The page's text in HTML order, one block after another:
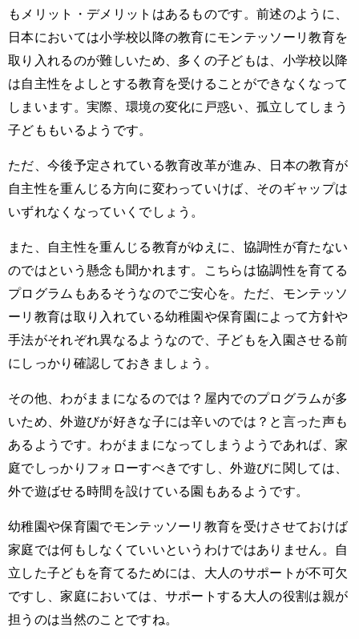
もメリット・デメリットはあるものです。前述のように、
日本においては小学校以降の教育にモンテッソーリ教育を
取り入れるのが難しいため、多くの子どもは、小学校以降
は自主性をよしとする教育を受けることができなくなって
しまいます。実際、環境の変化に戸惑い、孤立してしまう
子どももいるようです。
ただ、今後予定されている教育改革が進み、日本の教育が
自主性を重んじる方向に変わっていけば、そのギャップは
いずれなくなっていくでしょう。
また、自主性を重んじる教育がゆえに、協調性が育たない
のではという懸念も聞かれます。こちらは協調性を育てる
プログラムもあるそうなのでご安心を。ただ、モンテッソ
ーリ教育は取り入れている幼稚園や保育園によって方針や
手法がそれぞれ異なるようなので、子どもを入園させる前
にしっかり確認しておきましょう。
その他、わがままになるのでは？屋内でのプログラムが多
いため、外遊びが好きな子には辛いのでは？と言った声も
あるようです。わがままになってしまうようであれば、家
庭でしっかりフォローすべきですし、外遊びに関しては、
外で遊ばせる時間を設けている園もあるようです。
幼稚園や保育園でモンテッソーリ教育を受けさせておけば
家庭では何もしなくていいというわけではありません。自
立した子どもを育てるためには、大人のサポートが不可欠
ですし、家庭においては、サポートする大人の役割は親が
担うのは当然のことですね。